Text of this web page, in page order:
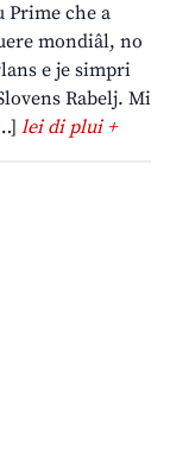
Prime che a
mondiâl, no
e je simpri
Rabelj. Mi
lei di plui +